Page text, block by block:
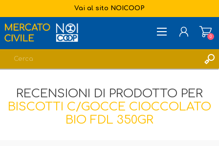
Vai al sito NOICOOP
ACCESSO
LISTA DEI DESIDERI
0
0
RECENSIONI DI PRODOTTO PER
BISCOTTI C/GOCCE CIOCCOLATO
BIO FDL 350GR